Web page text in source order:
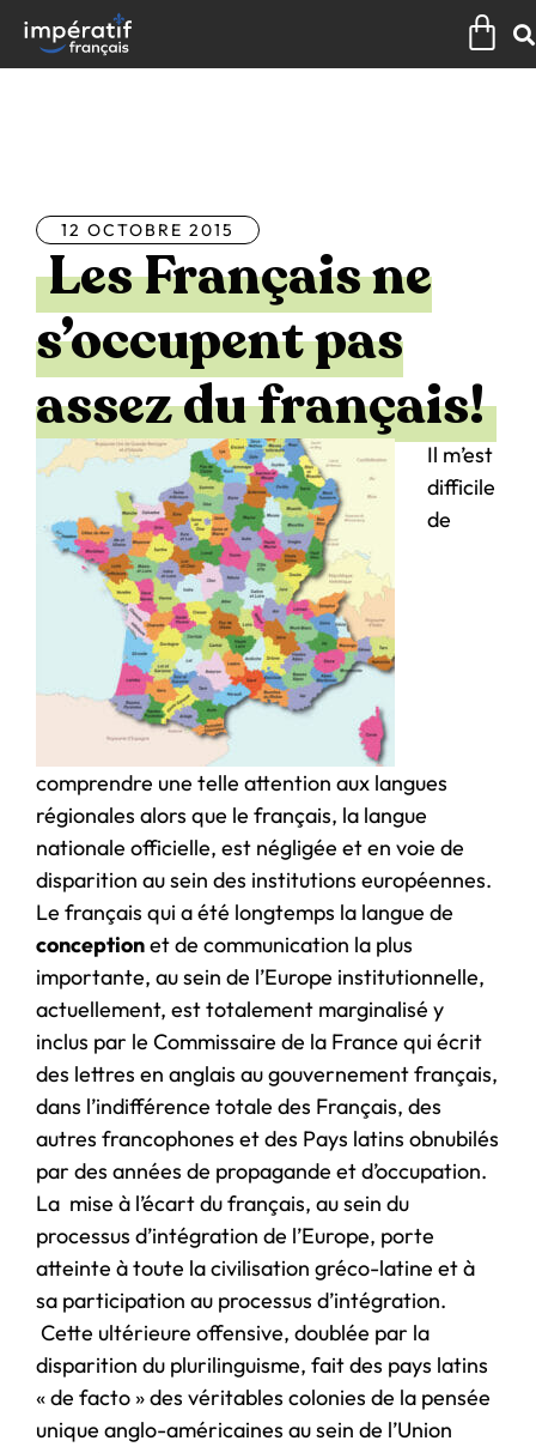
contenu
12 OCTOBRE 2015
Les Français ne
s’occupent pas
assez du français!
Il m’est
difficile
de
comprendre une telle attention aux langues
régionales alors que le français, la langue
nationale officielle, est négligée et en voie de
disparition au sein des institutions européennes.
Le français qui a été longtemps la langue de
conceptionet de communication la plus
importante, au sein de l’Europe institutionnelle,
actuellement, est totalement marginalisé y
inclus par le Commissaire de la France qui écrit
des lettres en anglais au gouvernement français,
dans l’indifférence totale des Français, des
autres francophones et des Pays latins obnubilés
par des années de propagande et d’occupation.
La mise à l’écart du français, au sein du
processus d’intégration de l’Europe, porte
atteinte à toute la civilisation gréco-latine et à
sa participation au processus d’intégration.
Cette ultérieure offensive, doublée par la
disparition du plurilinguisme, fait des pays latins
« de facto » des véritables colonies de la pensée
unique anglo-américaines au sein de l’Union